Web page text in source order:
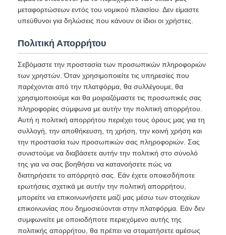
μεταφορτώσεων εντός του νομικού πλαισίου. Δεν είμαστε
υπεύθυνοι για δηλώσεις που κάνουν οι ίδιοι οι χρήστες.
Πολιτική Απορρήτου
Σεβόμαστε την προστασία των προσωπικών πληροφοριών
των χρηστών. Όταν χρησιμοποιείτε τις υπηρεσίες που
παρέχονται από την πλατφόρμα, θα συλλέγουμε, θα
χρησιμοποιούμε και θα μοιραζόμαστε τις προσωπικές σας
πληροφορίες σύμφωνα με αυτήν την πολιτική απορρήτου.
Αυτή η πολιτική απορρήτου περιέχει τους όρους μας για τη
συλλογή, την αποθήκευση, τη χρήση, την κοινή χρήση και
την προστασία των προσωπικών σας πληροφοριών. Σας
συνιστούμε να διαβάσετε αυτήν την πολιτική στο σύνολό
της για να σας βοηθήσει να κατανοήσετε πώς να
διατηρήσετε το απόρρητό σας. Εάν έχετε οποιεσδήποτε
ερωτήσεις σχετικά με αυτήν την πολιτική απορρήτου,
μπορείτε να επικοινωνήσετε μαζί μας μέσω των στοιχείων
επικοινωνίας που δημοσιεύονται στην πλατφόρμα. Εάν δεν
συμφωνείτε με οποιοδήποτε περιεχόμενο αυτής της
πολιτικής απορρήτου, θα πρέπει να σταματήσετε αμέσως